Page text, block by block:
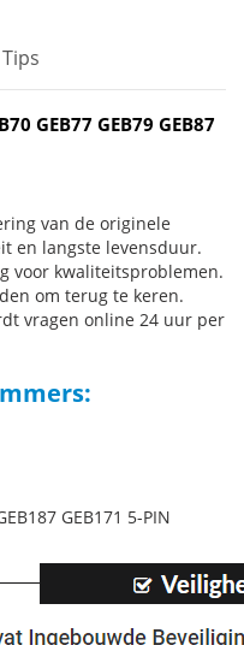
GEB77 GEB79 GEB87
van de originele
en langste levensduur.
voor kwaliteitsproblemen.
om terug te keren.
vragen online 24 uur per
GEB171 5-PIN